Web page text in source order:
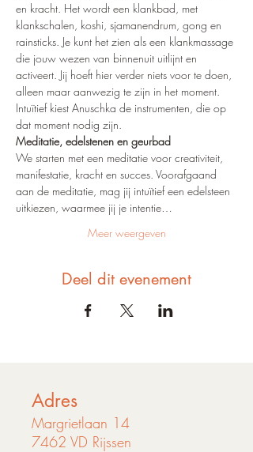
en kracht. Het wordt een klankbad, met
klankschalen, koshi, sjamanendrum, gong en
rainsticks. Je kunt het zien als een klankmassage
die jouw wezen van binnenuit uitlijnt en
activeert. Jij hoeft hier verder niets voor te doen,
alleen maar aanwezig te zijn in het moment.
Intuïtief kiest Anuschka de instrumenten, die op
dat moment nodig zijn.
Meditatie, edelstenen en geurbad
We starten met een meditatie voor creativiteit,
manifestatie, kracht en succes. Voorafgaand
aan de meditatie, mag jij intuïtief een edelsteen
uitkiezen, waarmee jij je intentie…
Meer weergeven
Deel dit evenement
Adres
Margrietlaan 14
7462 VD Rijssen